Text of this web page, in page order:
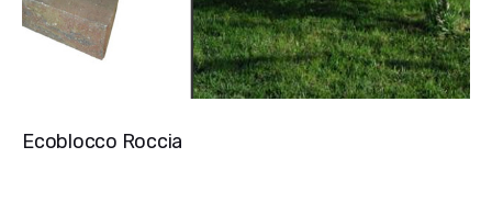
Ecoblocco Roccia